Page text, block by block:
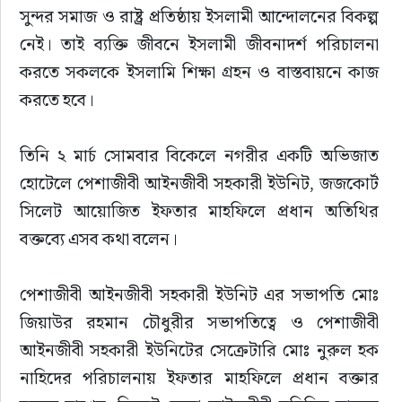
সুন্দর সমাজ ও রাষ্ট্র প্রতিষ্ঠায় ইসলামী আন্দোলনের বিকল্প
নেই। তাই ব্যক্তি জীবনে ইসলামী জীবনাদর্শ পরিচালনা
করতে সকলকে ইসলামি শিক্ষা গ্রহন ও বাস্তবায়নে কাজ
করতে হবে।
তিনি ২ মার্চ সোমবার বিকেলে নগরীর একটি অভিজাত
হোটেলে পেশাজীবী আইনজীবী সহকারী ইউনিট, জজকোর্ট
সিলেট আয়োজিত ইফতার মাহফিলে প্রধান অতিথির
বক্তব্যে এসব কথা বলেন।
পেশাজীবী আইনজীবী সহকারী ইউনিট এর সভাপতি মোঃ
জিয়াউর রহমান চৌধুরীর সভাপতিত্বে ও পেশাজীবী
আইনজীবী সহকারী ইউনিটের সেক্রেটারি মোঃ নুরুল হক
নাহিদের পরিচালনায় ইফতার মাহফিলে প্রধান বক্তার